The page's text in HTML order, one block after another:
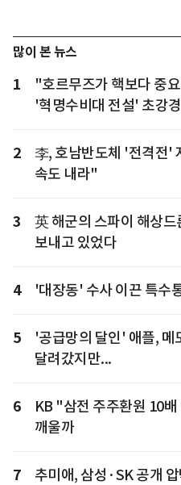
많이 본 뉴스
1
"호르무즈가 핵보다 중
'혁명수비대 전설' 초강
2
李, 호남반도체 '전격전'
속도 내라"
3
英 해군의 스파이 해상
보내고 있었다
4 '대장동' 수사 이끈 특수
5
'공급망의 달인' 애플, 메
달려갔지만...
6
KB "삼전 주주환원 10
깨울까
7
추미애, 삼성·SK 공개